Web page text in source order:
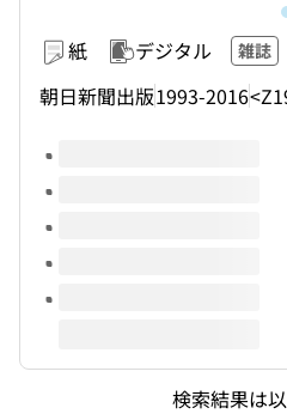
紙 デジタル 雑誌
朝日新聞出版1993-2016
このタイトルの巻号
検索結果は以